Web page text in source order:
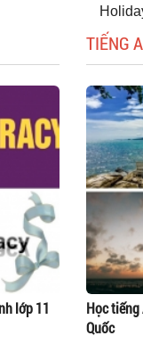
lớp 11
TIẾNG
Học
Quốc